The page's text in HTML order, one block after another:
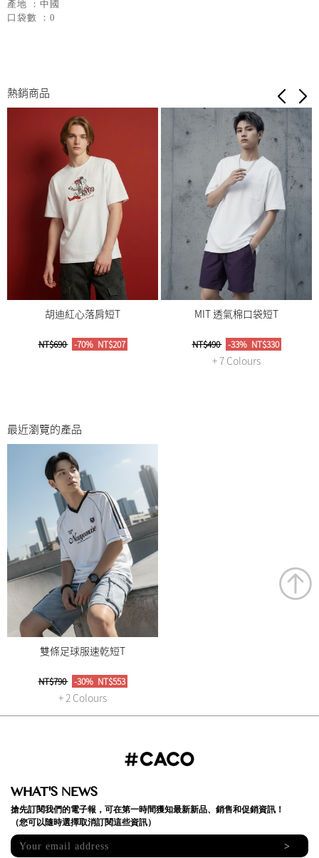
產地 ：中國
口袋數 ：0
熱銷商品
胡迪紅心落肩短T
NT$690 -70% NT$207
MIT 透氣棉口袋短T
NT$490 -33% NT$330
+ 7 Colours
最近瀏覽的產品
雙條足球服速乾短T
NT$790 -30% NT$553
+ 2 Colours
WHAT'S NEWS
搶先訂閱我們的電子報，可在第一時間獲知最新新品、銷售和促銷資訊！
（您可以隨時選擇取消訂閱這些資訊）
>